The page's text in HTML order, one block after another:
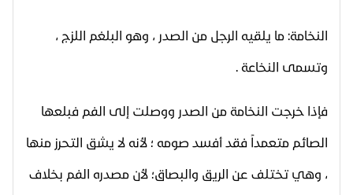
النخامة: ما يلقيه الرجل من الصدر ، وهو البلغم اللزج ،
وتسمى النخاعة .
فإذا خرجت النخامة من الصدر ووصلت إلى الفم فبلعها
الصائم متعمداً فقد أفسد صومه ؛ لأنه لا يشق التحرز منها
، وهي تختلف عن الريق والبصاق؛ لأن مصدره الفم بخلاف